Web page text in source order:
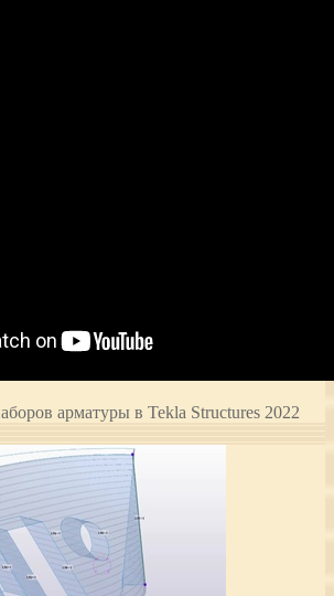
арматуры в Tekla Structures 2022